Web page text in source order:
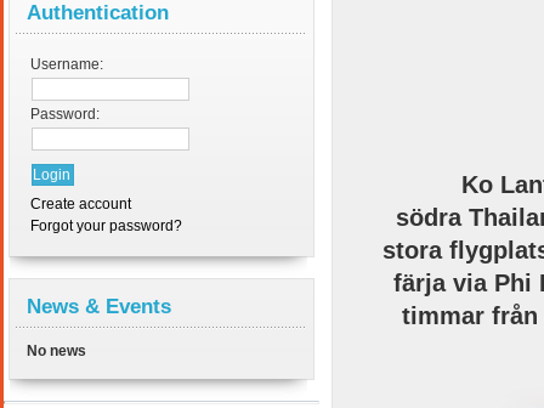
Authentication
Username:
Password:
Create account
Forgot your password?
News & Events
No news
Ko
södra
stora
färja via Phi
timmar från